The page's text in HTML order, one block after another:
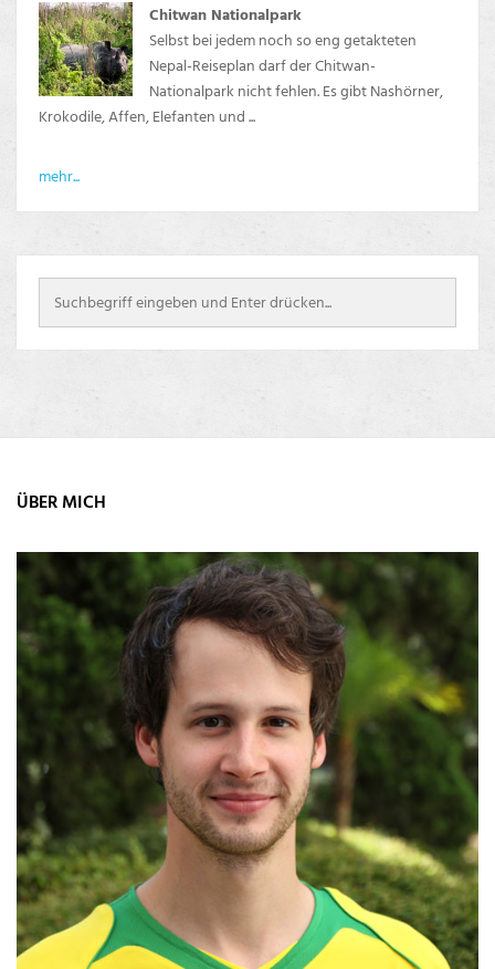
Chitwan Nationalpark
Selbst bei jedem noch so eng getakteten
Nepal-Reiseplan darf der Chitwan-
Nationalpark nicht fehlen. Es gibt Nashörner,
Krokodile, Affen, Elefanten und ...
mehr...
ÜBER MICH